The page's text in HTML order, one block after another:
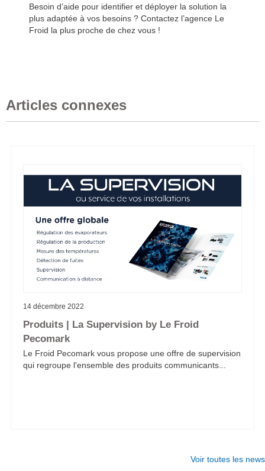
Besoin d’aide pour identifier et déployer la solution la
plus adaptée à vos besoins ? Contactez l’agence Le
Froid la plus proche de chez vous !
Articles connexes
14 décembre 2022
Produits | La Supervision by Le Froid
Pecomark
Le Froid Pecomark vous propose une offre de supervision
qui regroupe l'ensemble des produits communicants...
Voir toutes les news